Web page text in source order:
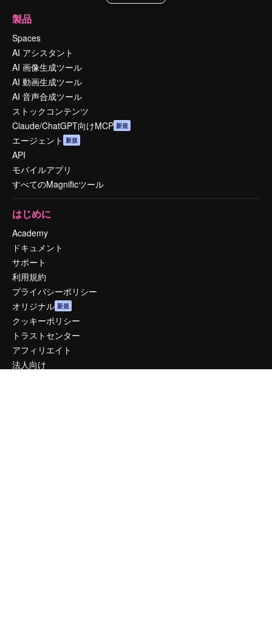
製品
Spaces
AI アシスタント
AI 画像生成ツール
AI 動画生成ツール
AI 音声合成ツール
ストックコンテンツ
Claude/ChatGPT向けMCP 新規
エージェント 新規
API
モバイルアプリ
すべてのMagnificツール
はじめに
Academy
ドキュメント
サポート
利用規約
プライバシーポリシー
オリジナル 新規
クッキーポリシー
トラストセンター
アフィリエイト
法人向け